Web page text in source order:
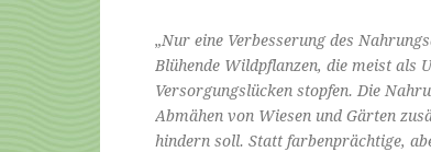
„Nur eine Verbesserung des
Blühende Wildpflanzen, die meist als
Versorgungslücken stopfen. Die
Abmähen von Wiesen und Gärten
hindern soll. Statt farbenprächtige,